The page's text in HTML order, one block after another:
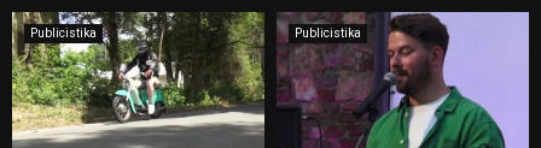
i
e
:
H
Publicistika Publicistika